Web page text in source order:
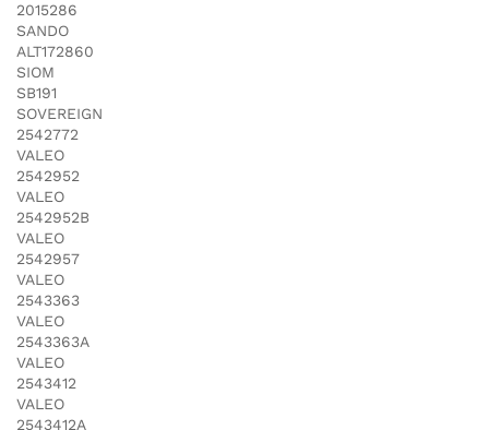
2015286
SANDO
ALT172860
SIOM
SB191
SOVEREIGN
2542772
VALEO
2542952
VALEO
2542952B
VALEO
2542957
VALEO
2543363
VALEO
2543363A
VALEO
2543412
VALEO
2543412A